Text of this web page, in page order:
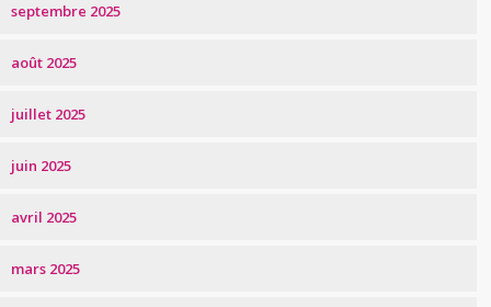
septembre 2025
août 2025
juillet 2025
juin 2025
avril 2025
mars 2025